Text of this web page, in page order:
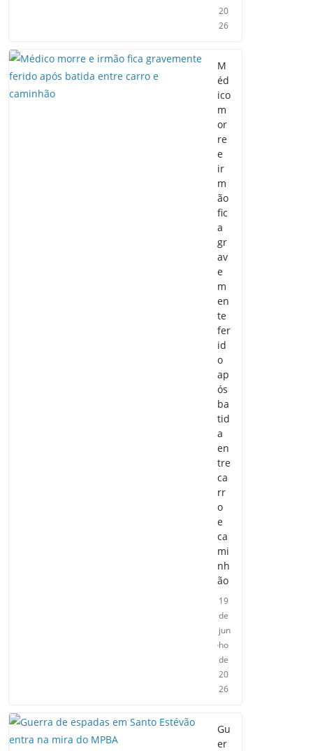
20
26
M
éd
ico
m
or
re
e
ir
m
ão
fic
a
gr
av
e
m
en
te
fer
id
o
ap
ós
ba
tid
a
en
tre
ca
rr
o
e
ca
mi
nh
ão
19
de
jun
ho
de
20
26
Gu
er